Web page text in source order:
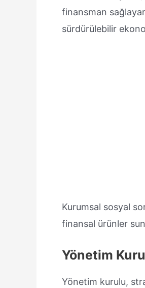
finansman
sürdürülebilir
Kurumsal sosyal
finansal ürünler
Yönetim
Yönetim kurulu,